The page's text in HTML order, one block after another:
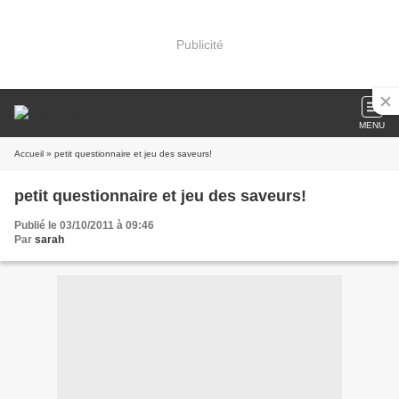
Publicité
MENU
Accueil » petit questionnaire et jeu des saveurs!
petit questionnaire et jeu des saveurs!
Publié le 03/10/2011 à 09:46
Par sarah